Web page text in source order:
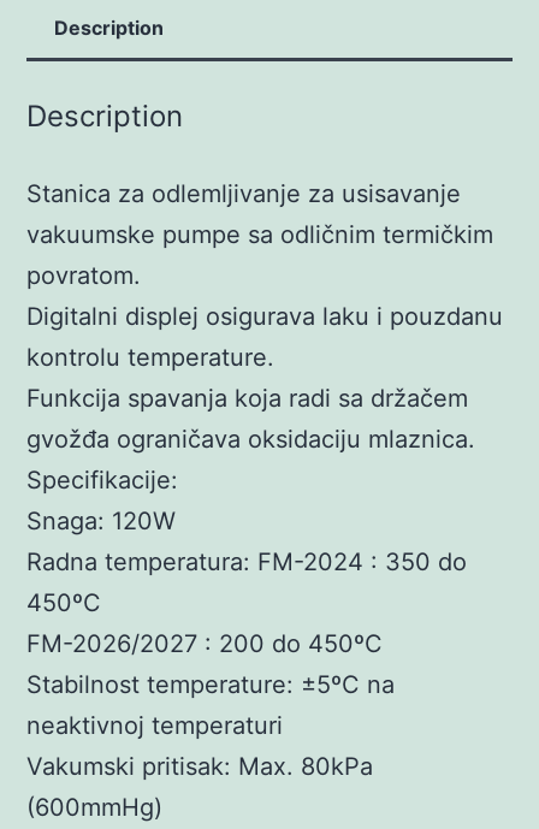
Description
Description
Stanica za odlemljivanje za usisavanje
vakuumske pumpe sa odličnim termičkim
povratom.
Digitalni displej osigurava laku i pouzdanu
kontrolu temperature.
Funkcija spavanja koja radi sa držačem
gvožđa ograničava oksidaciju mlaznica.
Specifikacije:
Snaga: 120W
Radna temperatura: FM-2024 : 350 do
450ºC
FM-2026/2027 : 200 do 450ºC
Stabilnost temperature: ±5ºC na
neaktivnoj temperaturi
Vakumski pritisak: Max. 80kPa
(600mmHg)